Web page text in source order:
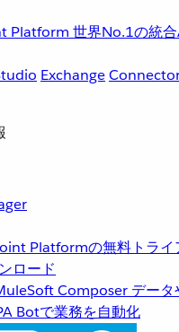
Platform 世界No.1の統
Exchange
Platformの無料トライ
ロード
Composer データ
Botで業務を自動化